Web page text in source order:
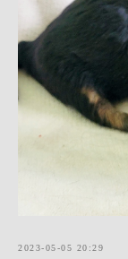
2023-05-05 20:29